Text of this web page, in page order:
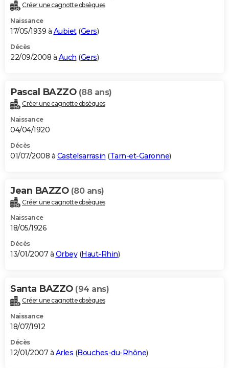
Créer une cagnotte obsèques
Naissance
17/05/1939 à Aubiet(Gers)
Décès
22/09/2008 à Auch (Gers)
Pascal BAZZO (88 ans)
Créer une cagnotte obsèques
Naissance
04/04/1920
Décès
01/07/2008 à Castelsarrasin (Tarn-et-Garonne)
Jean BAZZO (80 ans)
Créer une cagnotte obsèques
Naissance
18/05/1926
Décès
13/01/2007 à Orbey(Haut-Rhin)
Santa BAZZO (94 ans)
Créer une cagnotte obsèques
Naissance
18/07/1912
Décès
12/01/2007 à Arles (Bouches-du-Rhône)